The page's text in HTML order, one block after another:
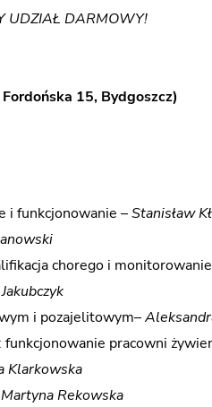
UDZIAŁ DARMOWY!
15, Bydgoszcz)
i funkcjonowanie –Stanisław
chorego i
i pozajelitowym–
pracowni
Klarkowska
Martyna Rekowska